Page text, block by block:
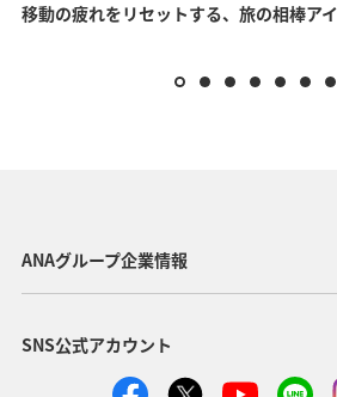
移動の疲れをリセットする、旅の相棒ア
ANAグループ企業情報
SNS公式アカウント